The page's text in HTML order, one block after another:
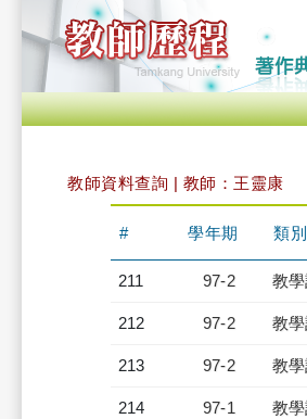
教師資料查詢 | 教師：王靈康
# 學年期 類別
211 97-2 教
212 97-2 教
213 97-2 教
214 97-1 教